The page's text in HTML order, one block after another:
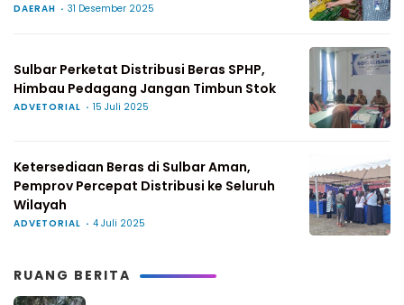
DAERAH 31 Desember 2025
Sulbar Perketat Distribusi Beras SPHP,
Himbau Pedagang Jangan Timbun Stok
ADVETORIAL 15 Juli 2025
Ketersediaan Beras di Sulbar Aman,
Pemprov Percepat Distribusi ke Seluruh
Wilayah
ADVETORIAL 4 Juli 2025
RUANG BERITA